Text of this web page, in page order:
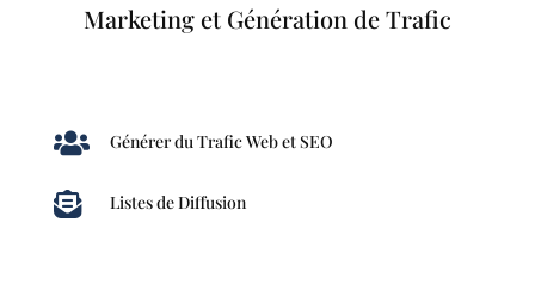
Marketing et Génération de Trafic
 Générer du Trafic Web et SEO
 Listes de Diffusion